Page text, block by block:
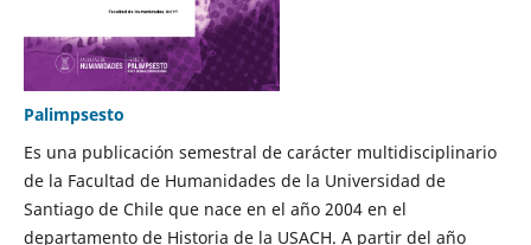
Palimpsesto
Es una publicación semestral de carácter multidisciplinario
de la Facultad de Humanidades de la Universidad de
Santiago de Chile que nace en el año 2004 en el
departamento de Historia de la USACH. A partir del año